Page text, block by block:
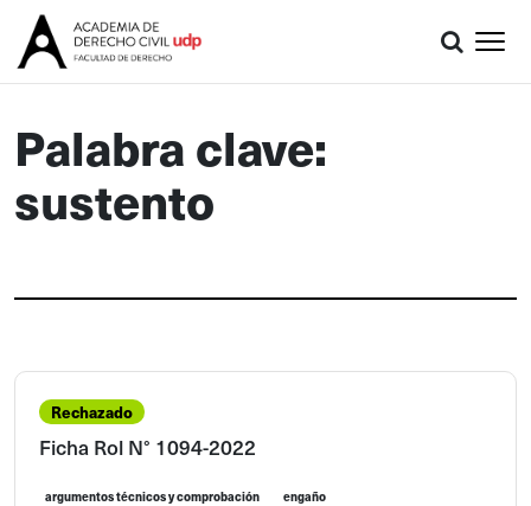
Palabra clave:
sustento
Rechazado
Ficha Rol N° 1094-2022
argumentos técnicos y comprobación engaño